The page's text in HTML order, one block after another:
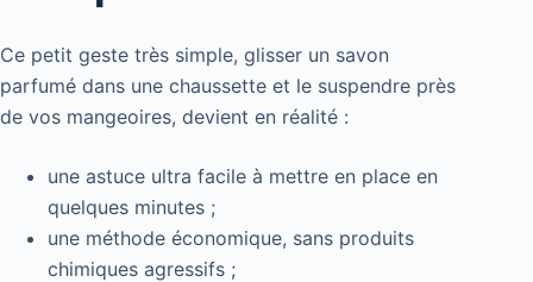
Ce petit geste très simple, glisser un savon
parfumé dans une chaussette et le suspendre près
de vos mangeoires, devient en réalité :
une astuce ultra facile à mettre en place en
quelques minutes ;
une méthode économique, sans produits
chimiques agressifs ;